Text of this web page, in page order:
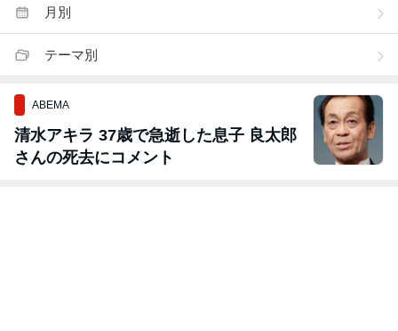
月別
テーマ別
ABEMA
清水アキラ 37歳で急逝した息子 良太郎
さんの死去にコメント